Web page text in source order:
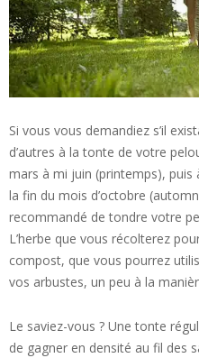
Si vous vous demandiez s’il
d’autres à la tonte de votre
mars à mi juin (printemps), puis
la fin du mois d’octobre
recommandé de tondre votre
L’herbe que vous récolterez
compost, que vous pourrez
vos arbustes, un peu à la
Le saviez-vous ? Une tonte
de gagner en densité au fil des